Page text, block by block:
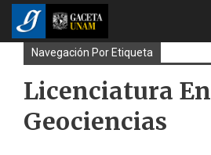
Navegación Por Etiqueta
Licenciatura En
Geociencias